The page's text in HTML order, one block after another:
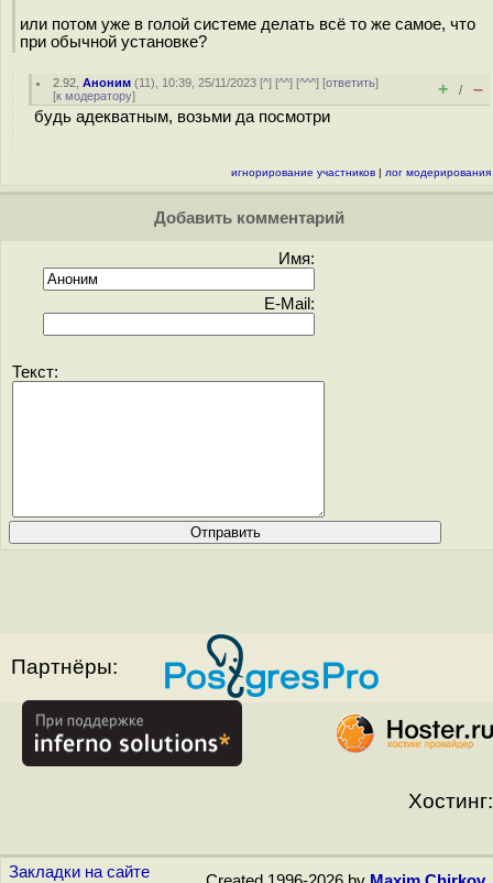
или потом уже в голой системе делать всё то же самое, что
при обычной установке?
2.92 ,Аноним (11), 10:39, 25/11/2023 [^] [^^] [^^^] [ответить]
[к модератору] + / –
будь адекватным, возьми да посмотри
игнорирование участников | лог модерирования
Добавить комментарий
Имя:
E-Mail:
Текст:
Партнёры:
Хостинг:
Закладки на сайте